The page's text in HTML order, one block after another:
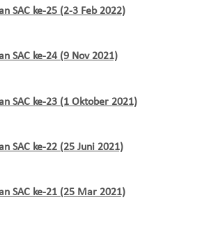
SAC ke-25 (2-3 Feb 2022)
SAC ke-24 (9 Nov 2021)
SAC ke-23 (1 Oktober 2021)
SAC ke-22 (25 Juni 2021)
SAC ke-21 (25 Mar 2021)